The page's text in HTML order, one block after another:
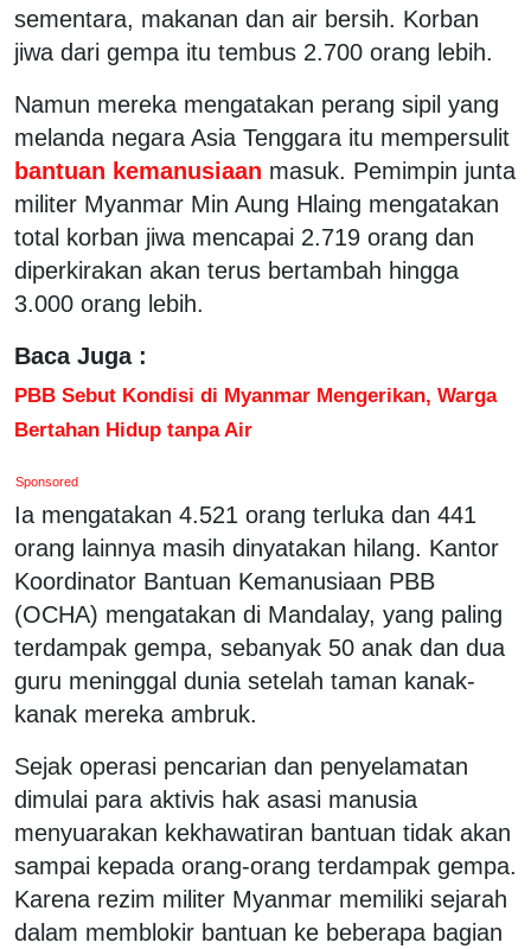
sementara, makanan dan air bersih. Korban
jiwa dari gempa itu tembus 2.700 orang lebih.
Namun mereka mengatakan perang sipil yang
melanda negara Asia Tenggara itu mempersulit
bantuan kemanusiaan masuk. Pemimpin junta
militer Myanmar Min Aung Hlaing mengatakan
total korban jiwa mencapai 2.719 orang dan
diperkirakan akan terus bertambah hingga
3.000 orang lebih.
Baca Juga :
PBB Sebut Kondisi di Myanmar Mengerikan, Warga
Bertahan Hidup tanpa Air
Sponsored
Ia mengatakan 4.521 orang terluka dan 441
orang lainnya masih dinyatakan hilang. Kantor
Koordinator Bantuan Kemanusiaan PBB
(OCHA) mengatakan di Mandalay, yang paling
terdampak gempa, sebanyak 50 anak dan dua
guru meninggal dunia setelah taman kanak-
kanak mereka ambruk.
Sejak operasi pencarian dan penyelamatan
dimulai para aktivis hak asasi manusia
menyuarakan kekhawatiran bantuan tidak akan
sampai kepada orang-orang terdampak gempa.
Karena rezim militer Myanmar memiliki sejarah
dalam memblokir bantuan ke beberapa bagian